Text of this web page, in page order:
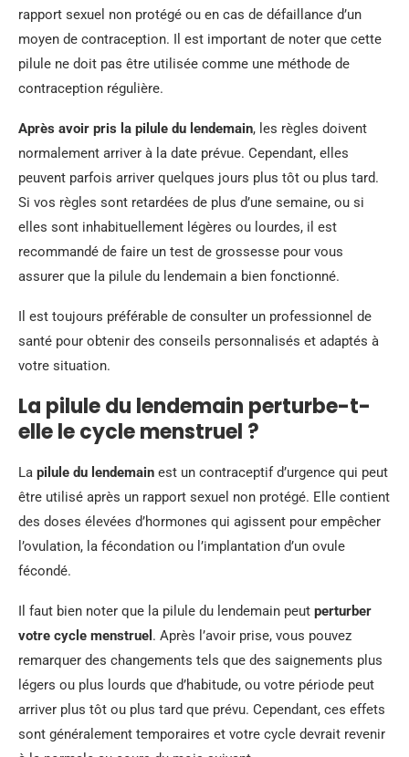
rapport sexuel non protégé ou en cas de défaillance d’un
moyen de contraception. Il est important de noter que cette
pilule ne doit pas être utilisée comme une méthode de
contraception régulière.
Après avoir pris la pilule du lendemain, les règles doivent
normalement arriver à la date prévue. Cependant, elles
peuvent parfois arriver quelques jours plus tôt ou plus tard.
Si vos règles sont retardées de plus d’une semaine, ou si
elles sont inhabituellement légères ou lourdes, il est
recommandé de faire un test de grossesse pour vous
assurer que la pilule du lendemain a bien fonctionné.
Il est toujours préférable de consulter un professionnel de
santé pour obtenir des conseils personnalisés et adaptés à
votre situation.
La pilule du lendemain perturbe-t-
elle le cycle menstruel ?
La pilule du lendemain est un contraceptif d’urgence qui peut
être utilisé après un rapport sexuel non protégé. Elle contient
des doses élevées d’hormones qui agissent pour empêcher
l’ovulation, la fécondation ou l’implantation d’un ovule
fécondé.
Il faut bien noter que la pilule du lendemain peut perturber
votre cycle menstruel . Après l’avoir prise, vous pouvez
remarquer des changements tels que des saignements plus
légers ou plus lourds que d’habitude, ou votre période peut
arriver plus tôt ou plus tard que prévu. Cependant, ces effets
sont généralement temporaires et votre cycle devrait revenir